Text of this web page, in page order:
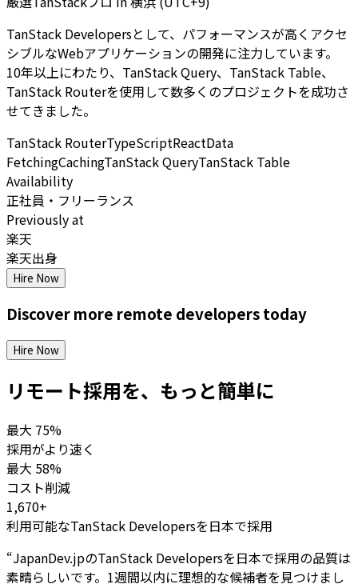
TanStack Developersとして、パフォーマンスが高くアクセ
シブルなWebアプリケーションの開発に注力しています。
10年以上にわたり、TanStack Query、TanStack Table、
TanStack Routerを使用して数多くのプロジェクトを成功さ
せてきました。
TanStack RouterTypeScriptReactData
FetchingCachingTanStack QueryTanStack Table
Availability
正社員・フリーランス
Previously at
楽天
楽天出身
Hire Now
Discover more remote developerstoday
Hire Now
リモート採用を、もっと簡単に
最大 75%
採用がより速く
最大 58%
コスト削減
1,670+
利用可能なTanStack Developersを日本で採用
“JapanDev.jpのTanStack Developersを日本で採用の品質は
素晴らしいです。1週間以内に理想的な候補者を見つけまし